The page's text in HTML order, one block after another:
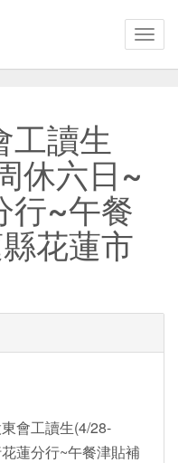
工讀生
休六日~
行~午餐
花蓮市
會工讀生(4/28-
蓮分行~午餐津貼補